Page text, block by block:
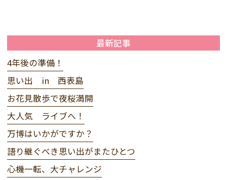
最新記事
4年後の準備！
思い出 in 西表島
お花見散歩で夜桜満開
大人気 ライブへ！
万博はいかがですか？
語り継ぐべき思い出がまたひとつ
心機一転、大チャレンジ